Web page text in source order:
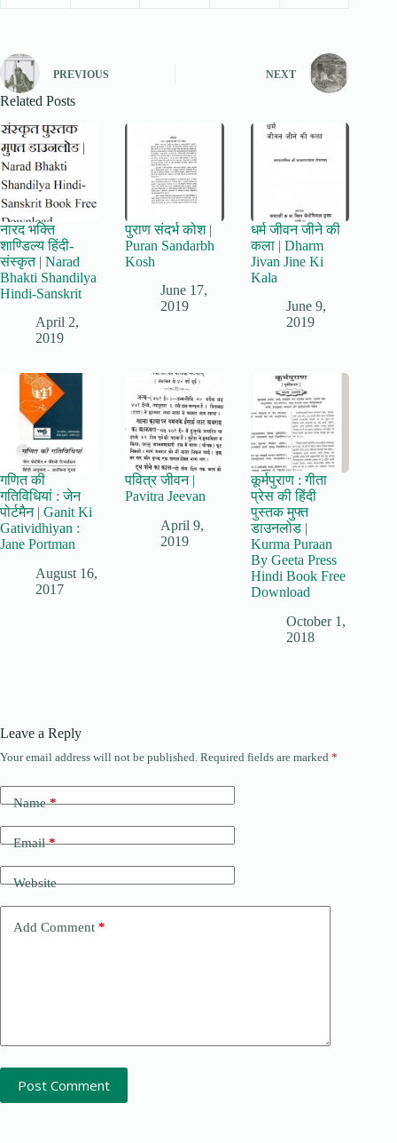
PREVIOUS NEXT
Related Posts
नारद भक्ति
शाण्डिल्य हिंदी-
संस्कृत | Narad
Bhakti Shandilya
Hindi-Sanskrit
April 2,
2019
पुराण संदर्भ कोश |
Puran Sandarbh
Kosh
June 17,
2019
धर्म जीवन जीने की
कला | Dharm
Jivan Jine Ki
Kala
June 9,
2019
गणित की
गतिविधियां : जेन
पोर्टमैन | Ganit Ki
Gatividhiyan :
Jane Portman
August 16,
2017
पवित्र जीवन |
Pavitra Jeevan
April 9,
2019
कूर्मपुराण : गीता
प्रेस की हिंदी
पुस्तक मुफ्त
डाउनलोड |
Kurma Puraan
By Geeta Press
Hindi Book Free
Download
October 1,
2018
Leave a Reply
Your email address will not be published. Required fields are marked *
Name*
Email*
Website
Add Comment *
Post Comment